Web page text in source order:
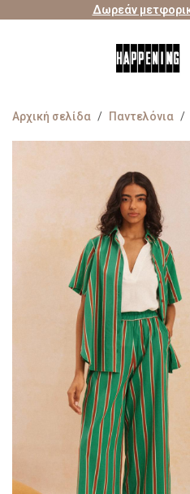
Δωρεάν
Αρχική σελίδα / Παντελόνια /